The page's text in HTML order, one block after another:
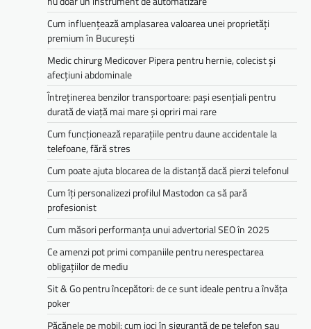
Cum influențează amplasarea valoarea unei proprietăți
premium în București
Medic chirurg Medicover Pipera pentru hernie, colecist și
afecțiuni abdominale
Întreținerea benzilor transportoare: pași esențiali pentru
durată de viață mai mare și opriri mai rare
Cum funcționează reparațiile pentru daune accidentale la
telefoane, fără stres
Cum poate ajuta blocarea de la distanță dacă pierzi telefonul
Cum îți personalizezi profilul Mastodon ca să pară
profesionist
Cum măsori performanța unui advertorial SEO în 2025
Ce amenzi pot primi companiile pentru nerespectarea
obligațiilor de mediu­­
Sit & Go pentru începători: de ce sunt ideale pentru a învăța
poker
Păcănele pe mobil: cum joci în siguranță de pe telefon sau